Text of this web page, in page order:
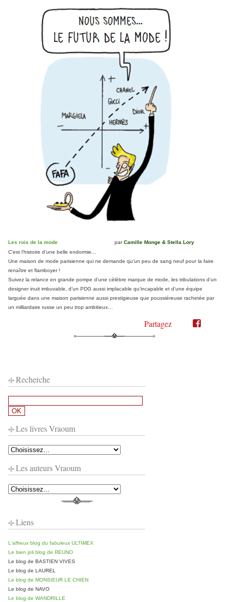
Les rois de la mode parCamille Monge & Stella Lory
C’est l’histoire d’une belle endormie...
Une maison de mode parisienne qui ne demande qu’un peu de sang neuf pour la faire
renaître et flamboyer !
Suivez la relance en grande pompe d’une célèbre marque de mode, les tribulations d’un
designer inuit imbuvable, d’un PDG aussi implacable qu’incapable et d’une équipe
larguée dans une maison parisienne aussi prestigieuse que poussiéreuse rachetée par
un milliardaire russe un peu trop ambitieux…
Partagez
Partager
Partager
Recherche
Les livres Vraoum
Les auteurs Vraoum
Liens
L'affreux blog du fabuleux ULTIMEX
Le bien joli blog de REUNO
Le blog de BASTIEN VIVES
Le blog de LAUREL
Le blog de MONSIEUR LE CHIEN
Le blog de NAVO
Le blog de WANDRILLE